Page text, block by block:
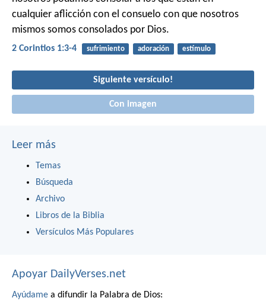
cualquier aflicción con el consuelo con que nosotros
mismos somos consolados por Dios.
2 Corintios 1:3-4 sufrimiento adoración estímulo
Siguiente versículo!
Con imagen
Leer más
Temas
Búsqueda
Archivo
Libros de la Biblia
Versículos Más Populares
Apoyar DailyVerses.net
Ayúdame a difundir la Palabra de Dios: